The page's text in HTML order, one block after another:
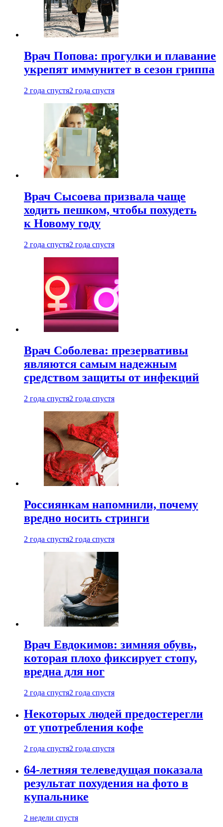
Врач Попова: прогулки и плавание
укрепят иммунитет в сезон гриппа
2 года спустя2 года спустя
Врач Сысоева призвала чаще
ходить пешком, чтобы похудеть
к Новому году
2 года спустя2 года спустя
Врач Соболева: презервативы
являются самым надежным
средством защиты от инфекций
2 года спустя2 года спустя
Россиянкам напомнили, почему
вредно носить стринги
2 года спустя2 года спустя
Врач Евдокимов: зимняя обувь,
которая плохо фиксирует стопу,
вредна для ног
2 года спустя2 года спустя
Некоторых людей предостерегли
от употребления кофе
2 года спустя2 года спустя
64-летняя телеведущая показала
результат похудения на фото в
купальнике
2 недели спустя